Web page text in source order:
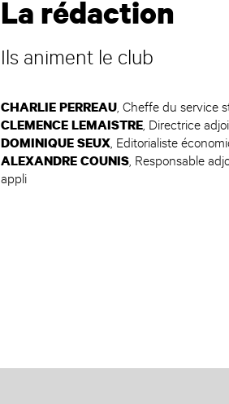
La rédaction
Ils animent le club
CHARLIE PERREAU, Cheffe du service
CLEMENCE LEMAISTRE, Directrice
DOMINIQUE SEUX, Editorialiste
ALEXANDRE COUNIS, Responsable
appli